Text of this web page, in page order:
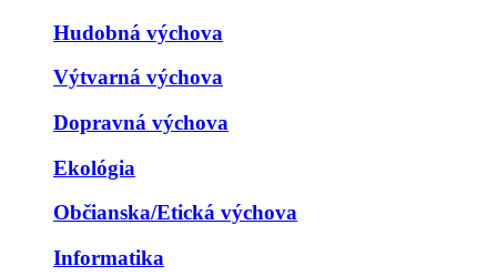
Hudobná výchova
Výtvarná výchova
Dopravná výchova
Ekológia
Občianska/Etická výchova
Informatika